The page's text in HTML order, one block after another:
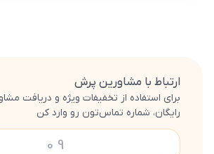
ارتباط با مشاورین پرش
برای استفاده از تخفیفات ویژه و دریافت
رایگان، شماره تماس‌تون رو وارد کن